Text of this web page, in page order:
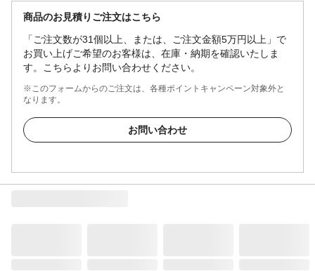
商品のお見積りご注文はこちら
「ご注文数が31個以上、または、ご注文金額5万円以上」で
お買い上げご希望のお客様は、在庫・納期を確認いたしま
す。こちらよりお問い合わせください。
※このフォームからのご注文は、各種ポイントキャンペーン対象外と
なります。
お問い合わせ